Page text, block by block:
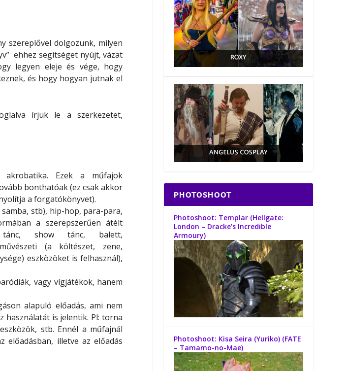
szereplővel dolgozunk, milyen
ehhezsegítséget nyújt,vázat
legyen eleje és vége, hogy
és hogy hogyan jutnak el
írjuk le a szerkezetet,
akrobatika. Ezeka műfajok
bonthatóak (ez csak akkor
a forgatókönyvet).
stb), hip-hop, para-para,
a szerepszerűen átélt
tánc, show tánc, balett,
(a költészet, zene,
eszközöket is felhasznál),
vagy vígjátékok, hanem
alapuló előadás, ami nem
használatát is jelentik. Pl: torna
stb. Ennél a műfajnál
előadásban, illetve az előadás
PHOTOSHOOT
Photoshoot: Templar (Hellgate:
London – Dracke’s Incredible
Armoury)
Photoshoot: Kisa Seira (Yuriko) (FATE
– Tamamo-no-Mae)